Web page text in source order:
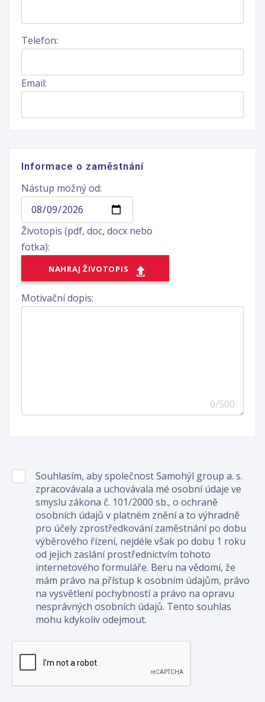
Telefon:
Email:
Informace o zaměstnání
Nástup možný od:
Životopis (pdf, doc, docx nebo
fotka):
NAHRAJ ŽIVOTOPIS
Motivační dopis:
0/500
Souhlasím, aby společnost Samohýl group a. s.
zpracovávala a uchovávala mé osobní údaje ve
smyslu zákona č. 101/2000 sb., o ochraně
osobních údajů v platném znění a to výhradně
pro účely zprostředkování zaměstnání po dobu
výběrového řízení, nejdéle však po dobu 1 roku
od jejich zaslání prostřednictvím tohoto
internetového formuláře. Beru na vědomí, že
mám právo na přístup k osobním údajům, právo
na vysvětlení pochybností a právo na opravu
nesprávných osobních údajů. Tento souhlas
mohu kdykoliv odejmout.